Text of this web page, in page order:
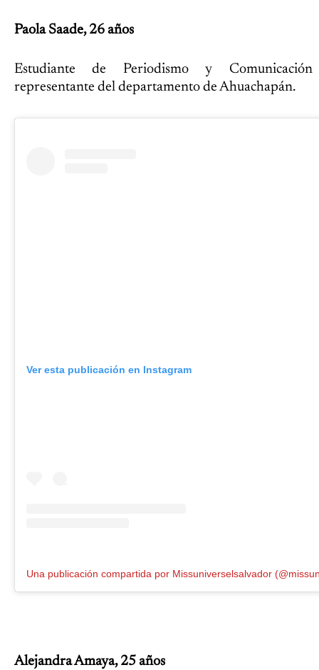
Paola Saade, 26 años
Estudiante de Periodismo y Comunicación
representante del departamento de Ahuachapán.
Ver esta publicación en Instagram
Alejandra Amaya, 25 años